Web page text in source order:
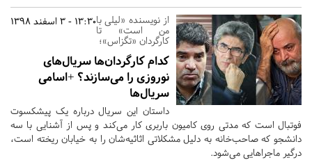
13:30 - 3 اسفند 1398از نویسنده «لیلی با
من است» تا
کارگردان «تگزاس»؛
کدام کارگردان‌ها سریال‌های
نوروزی را می‌سازند؟ +اسامی
سریال‌ها
داستان این سریال درباره یک پیشکسوت
فوتبال است که مدتی روی کامیون باربری کار می‌کند و پس از آشنایی با سه
دانشجو که صاحب‌خانه به دلیل مشکلاتی اثاثیه‌شان را به خیابان ریخته است،
درگیر ماجراهایی می‌شود.